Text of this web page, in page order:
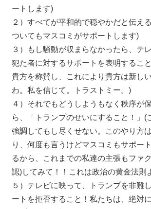
ートします)
２）すべてが平和的で穏やかだと伝え
ついてもマスコミがサポートします)
３）もし騒動が収まらなかったら、テ
犯た者に対するサポートを表明するこ
貴方を称賛し、これにより貴方は新し
わ。私を信じて。トラストミー。)
４）それでもどうしようもなく秩序が
ら、「トランプのせいにすること！」(
強調してもし尽くせない。このやり方
り、何度も言うけどマスコミもサポー
るから、これまでの私達の主張もファ
認)してみて！！これは政治の黄金法則
５）テレビに映って、トランプを非難
ートを拒否すること！私たちは、絶対